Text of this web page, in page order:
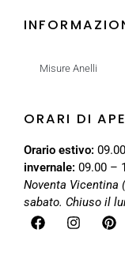
Misure Anelli
ORARI DI
Orario estivo:
invernale: 09.00 –
Noventa Vicentina
sabato. Chiuso il